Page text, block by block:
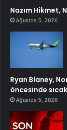
Nazım Hikmet,
Ağustos 5, 2026
Ryan Blaney,
öncesinde
Ağustos 5, 2026